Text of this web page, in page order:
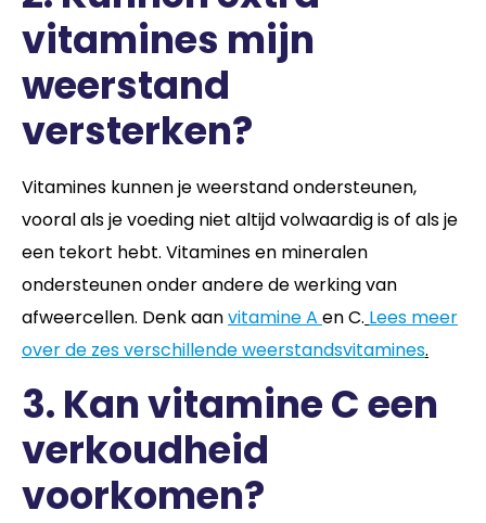
vitamines mijn
weerstand
versterken?
Vitamines kunnen je weerstand ondersteunen,
vooral als je voeding niet altijd volwaardig is of als je
een tekort hebt. Vitamines en mineralen
ondersteunen onder andere de werking van
afweercellen. Denk aanvitamine A en C. Lees meer
over de zes verschillende weerstandsvitamines.
3. Kan vitamine C een
verkoudheid
voorkomen?